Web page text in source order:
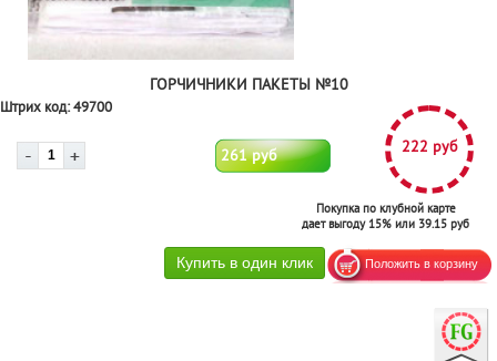
ГОРЧИЧНИКИ ПАКЕТЫ №10
Штрих код:49700
261 руб 222 руб
Покупка по клубной карте
дает выгоду 15% или 39.15 руб